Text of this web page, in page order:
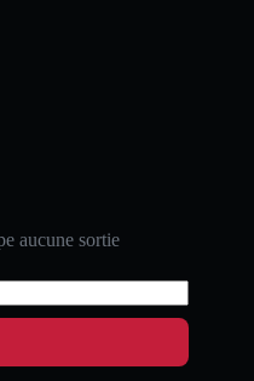
aucune sortie